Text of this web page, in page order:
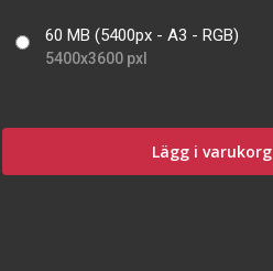
60 MB (5400px - A3 - RGB)
5400x3600 pxl
Lägg i varukorg